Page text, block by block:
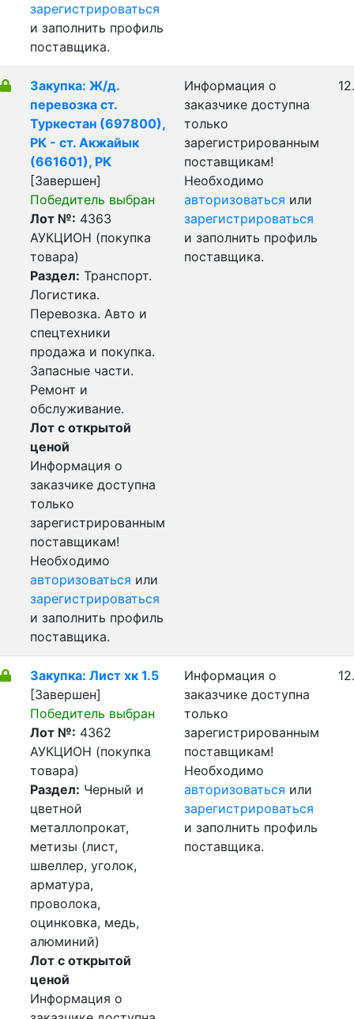
зарегистрироваться
и заполнить профиль
поставщика.
Закупка: Ж/д.
перевозка ст.
Туркестан (697800),
РК - ст. Акжайык
(661601), РК
[Завершен]
Победитель выбран
Лот №: 4363
АУКЦИОН (покупка
товара)
Раздел: Транспорт.
Логистика.
Перевозка. Авто и
спецтехники
продажа и покупка.
Запасные части.
Ремонт и
обслуживание.
Лот с открытой
ценой
Информация о
заказчике доступна
только
зарегистрированным
поставщикам!
Необходимо
авторизоваться или
зарегистрироваться
и заполнить профиль
поставщика.
Информация о
заказчике доступна
только
зарегистрированным
поставщикам!
Необходимо
авторизоваться или
зарегистрироваться
и заполнить профиль
поставщика.
Закупка: Лист хк 1.5
[Завершен]
Победитель выбран
Лот №: 4362
АУКЦИОН (покупка
товара)
Раздел: Черный и
цветной
металлопрокат,
метизы (лист,
швеллер, уголок,
арматура,
проволока,
оцинковка, медь,
алюминий)
Лот с открытой
ценой
Информация о
Информация о
заказчике доступна
только
зарегистрированным
поставщикам!
Необходимо
авторизоваться или
зарегистрироваться
и заполнить профиль
поставщика.